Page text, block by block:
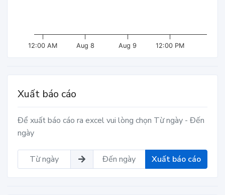
12:00 AM Aug 8 Aug 9 12:00 PM
Xuất báo cáo
Để xuất báo cáo ra excel vui lòng chọn Từ ngày - Đến
ngày
Xuất báo cáo